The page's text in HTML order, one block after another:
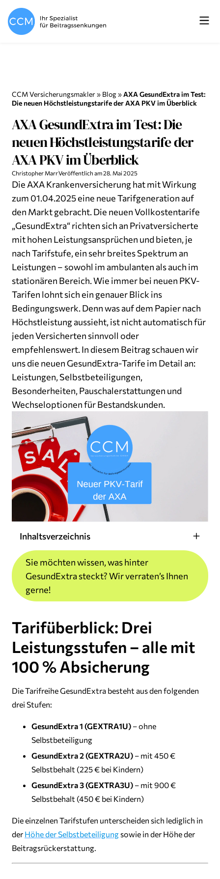
CCM Versicherungsmakler» Blog»AXA GesundExtra im Test:
Die neuen Höchstleistungstarife der AXA PKV im Überblick
AXA GesundExtra im Test: Die
neuen Höchstleistungstarife der
AXA PKV im Überblick
Christopher MarrVeröffentlich am28. Mai 2025
Die AXA Krankenversicherung hat mit Wirkung
zum 01.04.2025 eine neue Tarifgeneration auf
den Markt gebracht. Die neuen Vollkostentarife
„GesundExtra“ richten sich an Privatversicherte
mit hohen Leistungsansprüchen und bieten, je
nach Tarifstufe, ein sehr breites Spektrum an
Leistungen – sowohl im ambulanten als auch im
stationären Bereich. Wie immer bei neuen PKV-
Tarifen lohnt sich ein genauer Blick ins
Bedingungswerk. Denn was auf dem Papier nach
Höchstleistung aussieht, ist nicht automatisch für
jeden Versicherten sinnvoll oder
empfehlenswert. In diesem Beitrag schauen wir
uns die neuen GesundExtra-Tarife im Detail an:
Leistungen, Selbstbeteiligungen,
Besonderheiten, Pauschalerstattungen und
Wechseloptionen für Bestandskunden.
Inhaltsverzeichnis
Sie möchten wissen, was hinter
GesundExtra steckt? Wir verraten’s Ihnen
gerne!
Tarifüberblick: Drei
Leistungsstufen – alle mit
100 % Absicherung
Die Tarifreihe GesundExtra besteht aus den folgenden
drei Stufen:
GesundExtra 1 (GEXTRA1U) – ohne
Selbstbeteiligung
GesundExtra 2 (GEXTRA2U) – mit 450 €
Selbstbehalt (225 € bei Kindern)
GesundExtra 3 (GEXTRA3U) – mit 900 €
Selbstbehalt (450 € bei Kindern)
Die einzelnen Tarifstufen unterscheiden sich lediglich in
der Höhe der Selbstbeteiligung sowie in der Höhe der
Beitragsrückerstattung.